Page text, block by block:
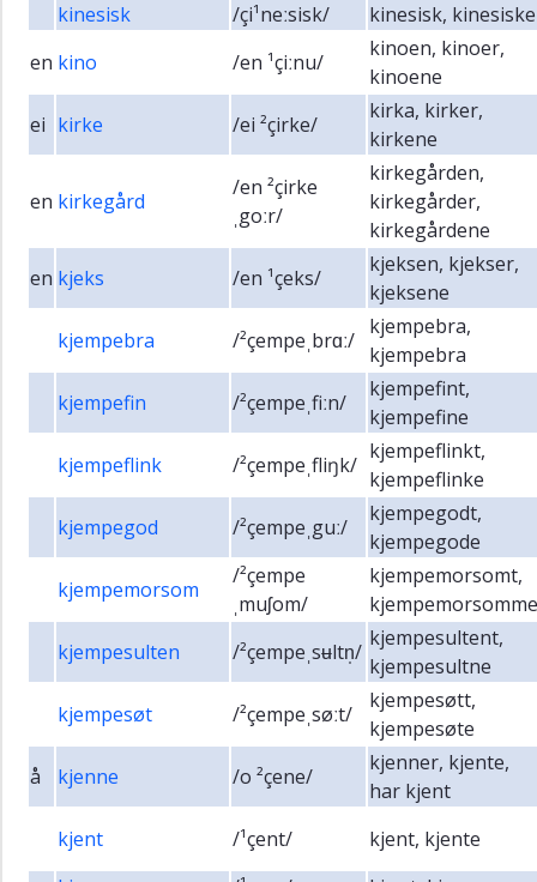
kinesisk
/çi¹neːsisk/
kinesisk, kinesiske
en kino /en ¹çiːnu/
kinoen, kinoer,
kinoene
ei kirke /ei ²çirke/
kirka, kirker,
kirkene
en kirkegård
/en ²çirke
ˌgoːr/
kirkegården,
kirkegårder,
kirkegårdene
en kjeks /en ¹çeks/
kjeksen, kjekser,
kjeksene
kjempebra
/²çempeˌbrɑː/
kjempebra,
kjempebra
kjempefin
/²çempeˌfiːn/
kjempefint,
kjempefine
kjempeflink
/²çempeˌfliŋk/
kjempeflinkt,
kjempeflinke
kjempegod
/²çempeˌguː/
kjempegodt,
kjempegode
kjempemorsom
/²çempe
ˌmuʃom/
kjempemorsomt,
kjempemorsomme
kjempesulten
/²çempeˌsʉltn̩/
kjempesultent,
kjempesultne
kjempesøt
/²çempeˌsøːt/
kjempesøtt,
kjempesøte
å
kjenne /o ²çene/
kjenner, kjente,
har kjent
kjent
/¹çent/
kjent, kjente